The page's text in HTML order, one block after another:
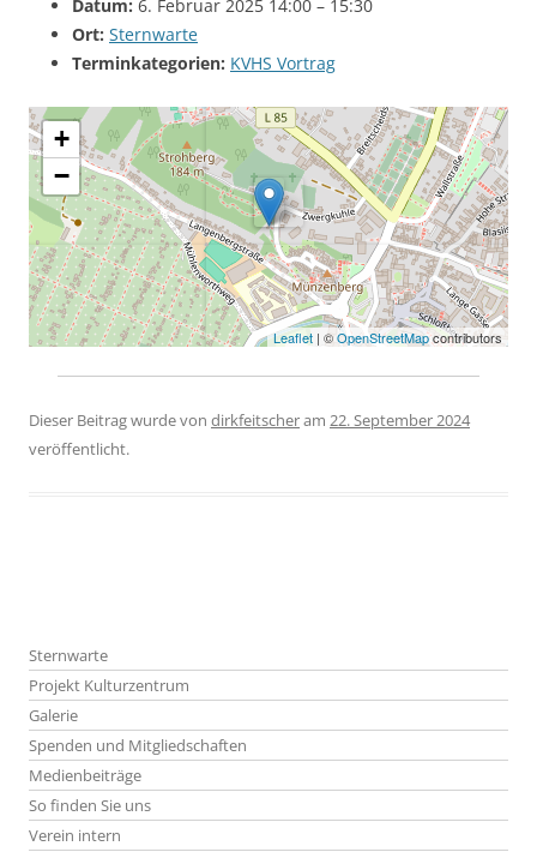
Datum: 6. Februar 2025 14:00 – 15:30
Ort: Sternwarte
Terminkategorien: KVHS Vortrag
+
−
Leaflet | ©OpenStreetMapcontributors
Dieser Beitrag wurdevon dirkfeitscheram 22. September 2024
veröffentlicht.
Sternwarte
Projekt Kulturzentrum
Galerie
Spenden und Mitgliedschaften
Medienbeiträge
So finden Sie uns
Verein intern